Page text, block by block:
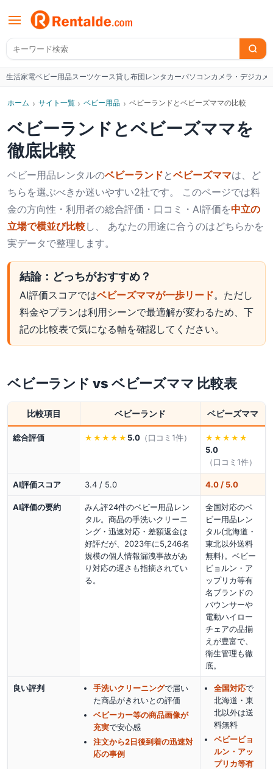
生活家電ベビー用品スーツケース貸し布団レンタカーパソコンカメラ・デジカメ
ホーム › サイト一覧 › ベビー用品 › ベビーランドとベビーズママの比較
ベビーランド とベビーズママを
徹底比較
ベビー用品レンタルのベビーランド とベビーズママは、ど
ちらを選ぶべきか迷いやすい2社です。 このページでは料
金の方向性・利用者の総合評価・口コミ・AI評価を中立の
立場で横並び比較し、 あなたの用途に合うのはどちらかを
実データで整理します。
結論：どっちがおすすめ？
AI評価スコアではベビーズママが一歩リード。ただし
料金やプランは利用シーンで最適解が変わるため、下
記の比較表で気になる軸を確認してください。
ベビーランド vs ベビーズママ 比較表
比較項目 ベビーランド ベビーズママ
総合評価 ★★★★★ 5.0 （口コミ 1件） ★★★★★
5.0
（口コミ 1件）
AI評価スコア 3.4 / 5.0 4.0 / 5.0
AI評価の要約
みん評24件のベビー用品レン
タル。商品の手洗いクリーニ
ング・迅速対応・差額返金は
好評だが、2023年に5,246名
規模の個人情報漏洩事故があ
り対応の遅さも指摘されてい
る。
全国対応のベ
ビー用品レン
タル(北海道・
東北以外送料
無料)。ベビー
ビョルン・ア
ップリカ等有
名ブランドの
バウンサーや
電動ハイロー
チェアの品揃
えが豊富で、
衛生管理も徹
底。
良い評判 手洗いクリーニングで届い
た商品がきれいとの評価
ベビーカー等の商品画像が
充実で安心感
注文から2日後到着の迅速対
応の事例
全国対応で
北海道・東
北以外は送
料無料
ベビービョ
ルン・アッ
プリカ等有